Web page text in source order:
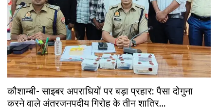
कौशाम्बी- साइबर अपराधियों पर बड़ा प्रहार: पैसा दोगुना
करने वाले अंतरजनपदीय गिरोह के तीन शातिर…